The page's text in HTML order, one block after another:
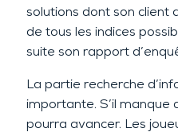
solutions dont son client
de tous les indices
suite son rapport
La partie recherche
importante. S’il manque
pourra avancer. Les